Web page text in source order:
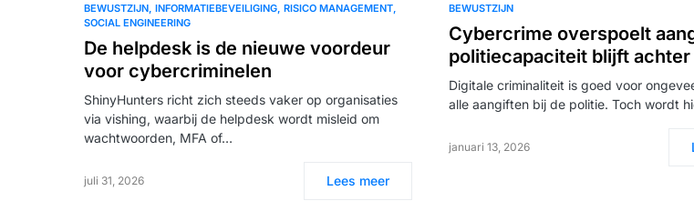
BEWUSTZIJN INFORMATIEBEVEILIGING RISICO MANAGEMENT
SOCIAL ENGINEERING
De helpdesk is de nieuwe voordeur
voor cybercriminelen
ShinyHunters richt zich steeds vaker op organisaties
via vishing, waarbij de helpdesk wordt misleid om
wachtwoorden, MFA of…
juli 31, 2026 Lees meer
BEWUSTZIJN
Cybercrime overspoelt
politiecapaciteit blijft achter
Digitale criminaliteit is goed voor
alle aangiften bij de politie. Toch wordt
januari 13, 2026